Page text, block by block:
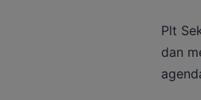
Plt
dan